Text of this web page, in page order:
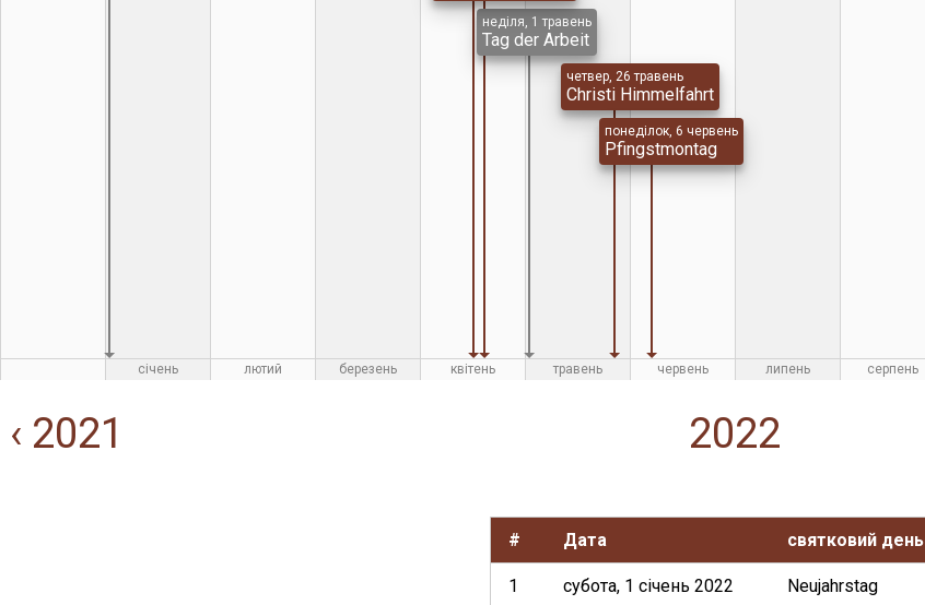
неділя, 1 травень
Tag der Arbeit
четвер, 26 травень
Christi Himmelfahrt
понеділок, 6 червень
Pfingstmontag
січень лютий березень квітень травень червень липень серпень
‹ 2021 2022
# Дата святковий день
1 субота, 1 січень 2022 Neujahrstag